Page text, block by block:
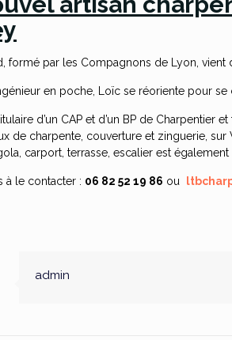
formé par les Compagnons de Lyon,
en poche, Loïc se réoriente pour
d’un CAP et d’un BP de
de charpente, couverture et zinguerie,
carport, terrasse, escalier est
à le contacter : 06 82 52 19 86 ou
admin